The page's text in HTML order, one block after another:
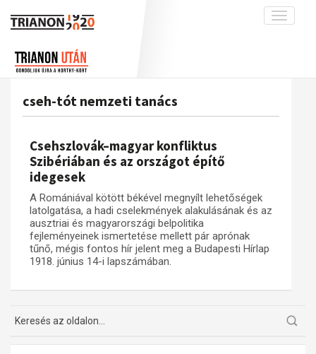
Toggle
interpretációk
A békerendszer megszilárdulása
Galéria
Emlékművek (feltöltés alatt)
Menekültek
Visszhang
Publikációk
Kapcsolat
Trianon-kommentár
Dokumentumok
cseh-tót nemzeti tanács
Csehszlovák–magyar konfliktus
Szibériában és az országot építő
idegesek
A Romániával kötött békével megnyílt lehetőségek
latolgatása, a hadi cselekmények alakulásának és az
ausztriai és magyarországi belpolitika
fejleményeinek ismertetése mellett pár aprónak
tűnő, mégis fontos hír jelent meg a Budapesti Hírlap
1918. június 14-i lapszámában.